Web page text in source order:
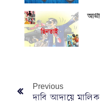
Previous